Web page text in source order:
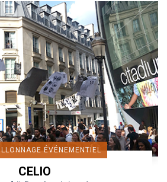
ÉVÉNEMENTIEL
CELIO